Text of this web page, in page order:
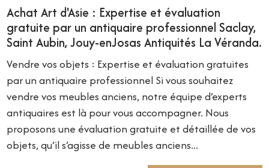
Achat Art d'Asie : Expertise et évaluation
gratuite par un antiquaire professionnel Saclay,
Saint Aubin, Jouy-enJosas Antiquités La Véranda.
Vendre vos objets : Expertise et évaluation gratuites
par un antiquaire professionnel Si vous souhaitez
vendre vos meubles anciens, notre équipe d’experts
antiquaires est là pour vous accompagner. Nous
proposons une évaluation gratuite et détaillée de vos
objets, qu’il s’agisse de meubles anciens...